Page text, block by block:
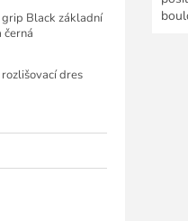
grip Black základní
černá
dres